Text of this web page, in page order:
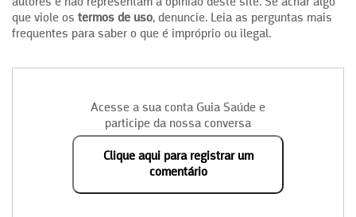
que viole os termos de uso, denuncie. Leia as perguntas mais
frequentes para saber o que é impróprio ou ilegal.
Acesse a sua conta Guia Saúde e
participe da nossa conversa
Clique aqui para registrar um
comentário